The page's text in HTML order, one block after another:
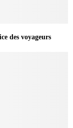
des voyageurs